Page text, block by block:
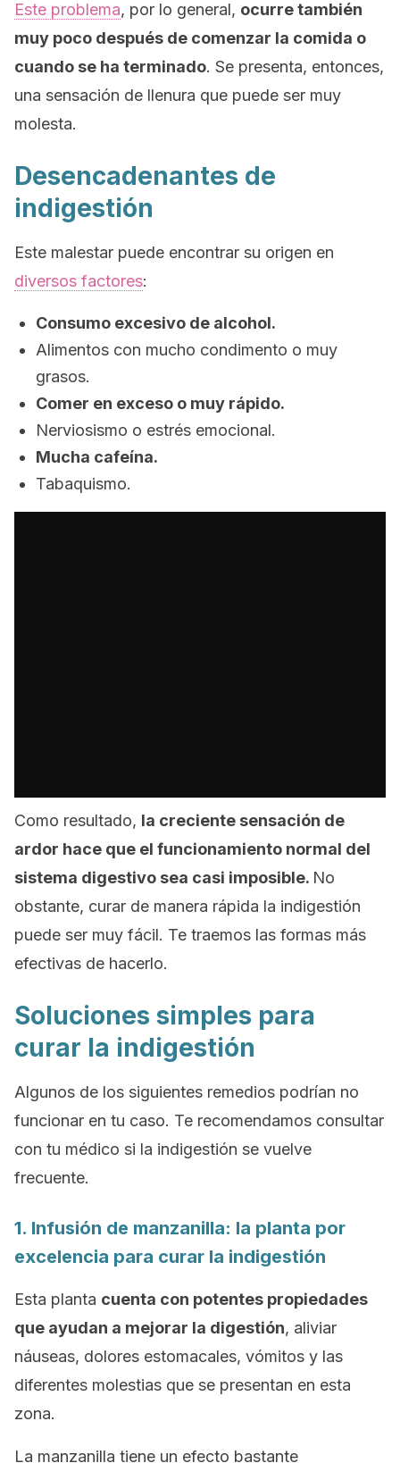
Este problema, por lo general, ocurre también
muy poco después de comenzar la comida o
cuando se ha terminado. Se presenta, entonces,
una sensación de llenura que puede ser muy
molesta.
Desencadenantes de
indigestión
Este malestar puede encontrar su origen en
diversos factores:
Consumo excesivo de alcohol.
Alimentos con mucho condimento o muy
grasos.
Comer en exceso o muy rápido.
Nerviosismo o estrés emocional.
Mucha cafeína.
Tabaquismo.
Como resultado, la creciente sensación de
ardor hace que el funcionamiento normal del
sistema digestivo sea casi imposible. No
obstante, curar de manera rápida la indigestión
puede ser muy fácil. Te traemos las formas más
efectivas de hacerlo.
Soluciones simples para
curar la indigestión
Algunos de los siguientes remedios podrían no
funcionar en tu caso. Te recomendamos consultar
con tu médico si la indigestión se vuelve
frecuente.
1. Infusión de manzanilla: la planta por
excelencia para curar la indigestión
Esta planta cuenta con potentes propiedades
que ayudan a mejorar la digestión, aliviar
náuseas, dolores estomacales, vómitos y las
diferentes molestias que se presentan en esta
zona.
La manzanilla tiene un efecto bastante